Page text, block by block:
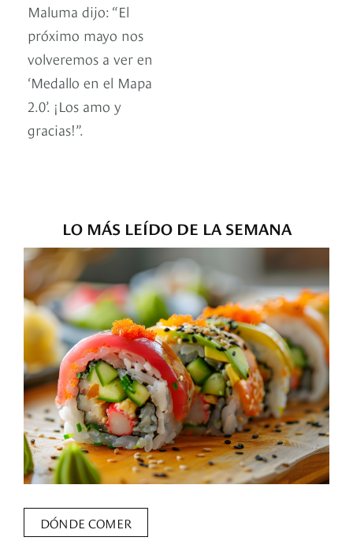
Maluma dijo: “El
próximo mayo nos
volveremos a ver en
‘Medallo en el Mapa
2.0’. ¡Los amo y
gracias!”.
LO MÁS LEÍDO DE LA SEMANA
DÓNDE COMER